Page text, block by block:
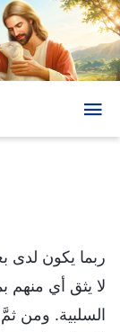
ربما يكون لدى
لا يثق أي
السلبية. ومن